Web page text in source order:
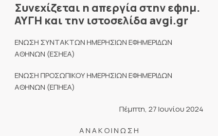
Συνεχίζεται η απεργία στην εφημ.
ΑΥΓΗ και την ιστοσελίδα avgi.gr
ΕΝΩΣΗ ΣΥΝΤΑΚΤΩΝ ΗΜΕΡΗΣΙΩΝ ΕΦΗΜΕΡΙΔΩΝ
ΑΘΗΝΩΝ (ΕΣΗΕΑ)
ΕΝΩΣΗ ΠΡΟΣΩΠΙΚΟΥ ΗΜΕΡΗΣΙΩΝ ΕΦΗΜΕΡΙΔΩΝ
ΑΘΗΝΩΝ (ΕΠΗΕΑ)
Πέμπτη, 27 Ιουνίου 2024
Α Ν Α Κ Ο Ι Ν Ω Σ Η